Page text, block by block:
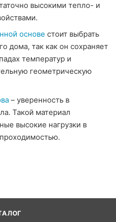
высокими тепло- и
основе стоит выбрать
дома, так как он сохраняет
температур и
геометрическую
– уверенность в
Такой материал
высокие нагрузки в